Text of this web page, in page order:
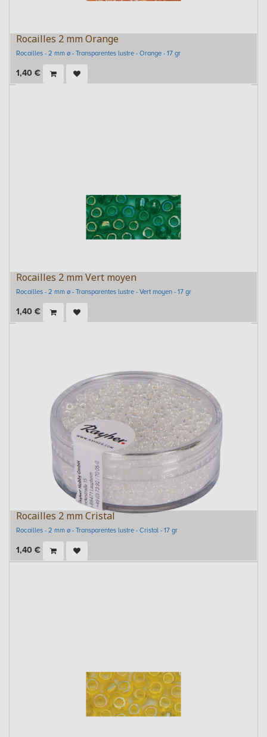
Rocailles 2 mm Orange
Rocailles - 2 mm ø - Transparentes lustre - Orange - 17 gr
1,40 €
Rocailles 2 mm Vert moyen
Rocailles - 2 mm ø - Transparentes lustre - Vert moyen - 17 gr
1,40 €
Rocailles 2 mm Cristal
Rocailles - 2 mm ø - Transparentes lustre - Cristal - 17 gr
1,40 €